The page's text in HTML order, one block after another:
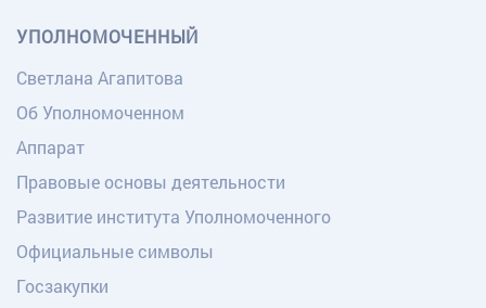
УПОЛНОМОЧЕННЫЙ
Светлана Агапитова
Об Уполномоченном
Аппарат
Правовые основы деятельности
Развитие института Уполномоченного
Официальные символы
Госзакупки